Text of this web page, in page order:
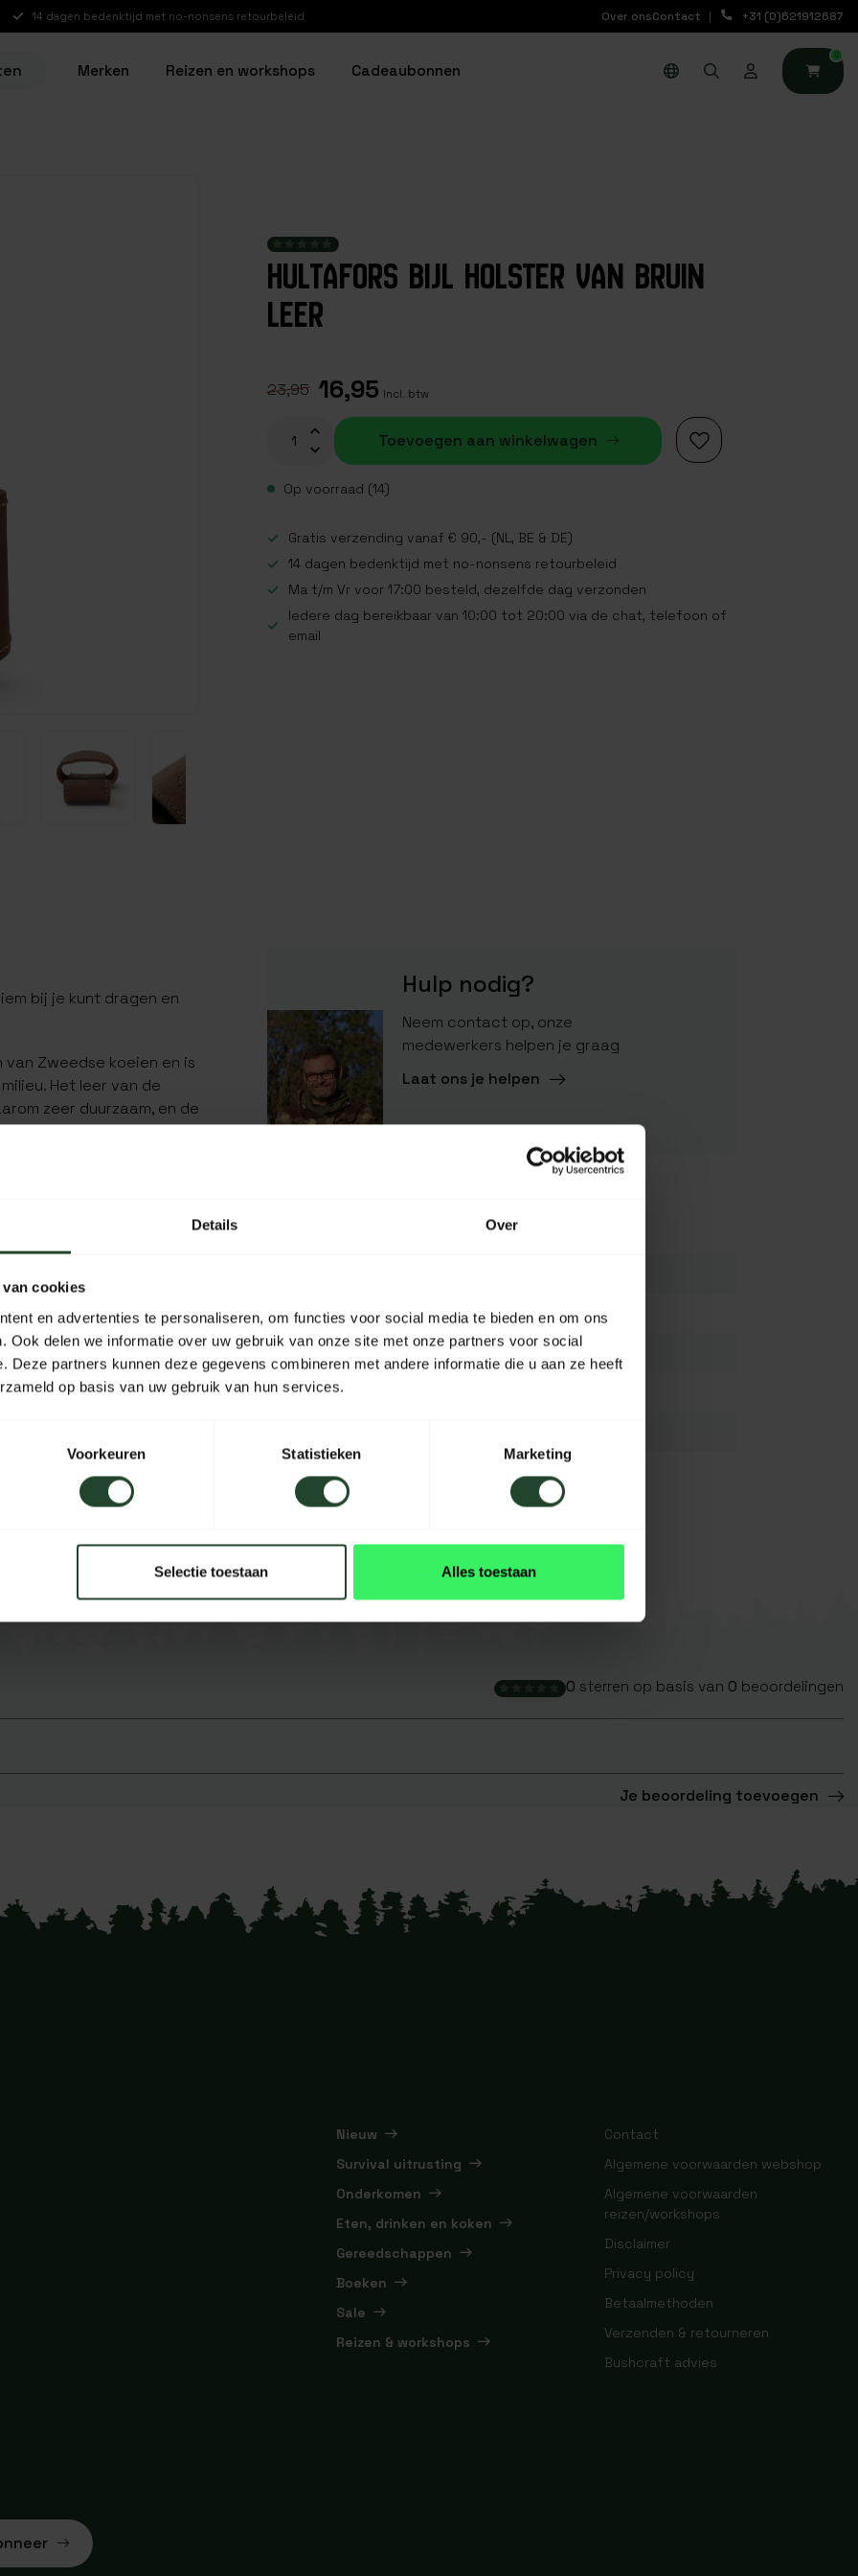
Details Over
van cookies
en advertenties te personaliseren, om functies voor social media te bieden en om ons
Ook delen we informatie over uw gebruik van onze site met onze partners voor social
Deze partners kunnen deze gegevens combineren met andere informatie die u aan ze heeft
op basis van uw gebruik van hun services.
Voorkeuren Statistieken Marketing
Selectie toestaan Alles toestaan
14 dagen bedenktijd met no-nonsens retourbeleid Over onsContact +31 (0)621912687
Merken Reizen en workshops Cadeaubonnen
0
HULTAFORS BIJL HOLSTER VAN BRUIN
LEER
23,95 16,95 Incl. btw
Toevoegen aan winkelwagen
Op voorraad (14)
Gratis verzending vanaf € 90,- (NL, BE & DE)
14 dagen bedenktijd met no-nonsens retourbeleid
Ma t/m Vr voor 17:00 besteld, dezelfde dag verzonden
Iedere dag bereikbaar van 10:00 tot 20:00 via de chat, telefoon of
email
bij je kunt dragen en
Zweedse koeien en is
Het leer van de
zeer duurzaam, en de
tijdens het
er dan altijd voor dat de
Åby, Dvardala (met
(zonder Overstrike Guard)
Hulp nodig?
Neem contact op, onze
medewerkers helpen je graag
Laat ons je helpen
7391408407953
Materiaal Leer
Lengte 55mm
Breedte
Kleur
0 sterren op basis van 0 beoordelingen
Je beoordeling toevoegen
Nieuw
Survival uitrusting
Onderkomen
Eten, drinken en koken
Gereedschappen
Boeken
Sale
Reizen & workshops
Contact
Algemene voorwaarden webshop
Algemene voorwaarden
reizen/workshops
Disclaimer
Privacy policy
Betaalmethoden
Verzenden & retourneren
Bushcraft advies